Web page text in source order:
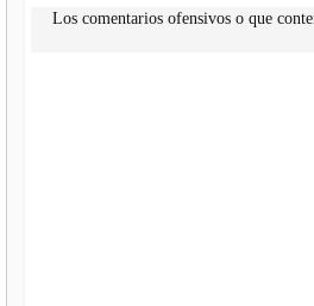
Los comentarios ofensivos o que